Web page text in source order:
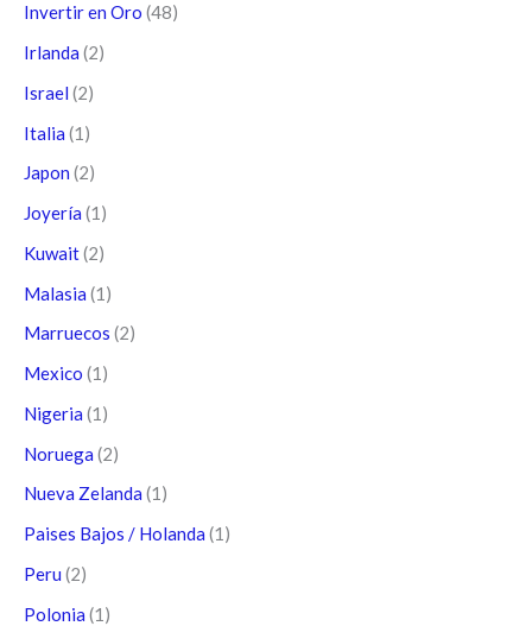
Invertir en Oro (48)
Irlanda (2)
Israel (2)
Italia (1)
Japon (2)
Joyería (1)
Kuwait(2)
Malasia (1)
Marruecos (2)
Mexico (1)
Nigeria (1)
Noruega (2)
Nueva Zelanda (1)
Paises Bajos / Holanda (1)
Peru (2)
Polonia (1)